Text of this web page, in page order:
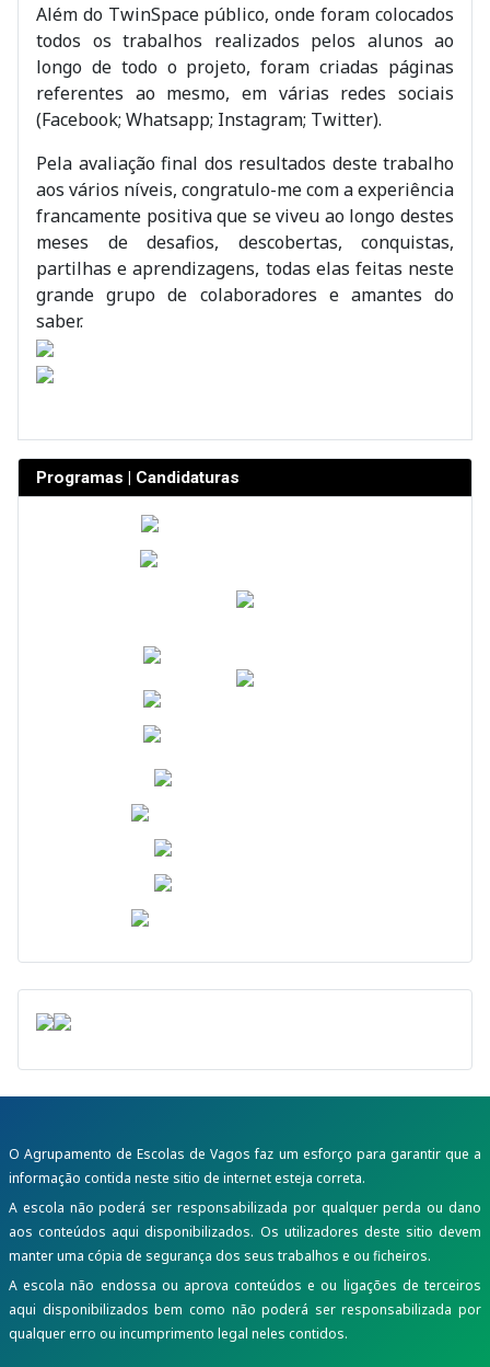
Além do TwinSpace público, onde foram colocados
todos os trabalhos realizados pelos alunos ao
longo de todo o projeto, foram criadas páginas
referentes ao mesmo, em várias redes sociais
(Facebook; Whatsapp; Instagram; Twitter).
Pela avaliação final dos resultados deste trabalho
aos vários níveis, congratulo-me com a experiência
francamente positiva que se viveu ao longo destes
meses de desafios, descobertas, conquistas,
partilhas e aprendizagens, todas elas feitas neste
grande grupo de colaboradores e amantes do
saber.
Programas | Candidaturas
O Agrupamento de Escolas de Vagos faz um esforço para garantir que a
informação contida neste sitio de internet esteja correta.
A escola não poderá ser responsabilizada por qualquer perda ou dano
aos conteúdos aqui disponibilizados. Os utilizadores deste sitio devem
manter uma cópia de segurança dos seus trabalhos e ou ficheiros.
A escola não endossa ou aprova conteúdos e ou ligações de terceiros
aqui disponibilizados bem como não poderá ser responsabilizada por
qualquer erro ou incumprimento legal neles contidos.